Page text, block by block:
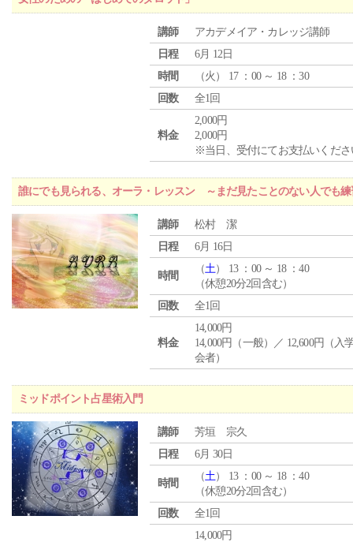
講師
アカデメイア・カレッジ講師
日程
6月 12日
時間
（火 ） 17 ：00 ～ 18 ：30
回数
全1回
料金
2,000円
2,000円
※当日、受付にてお支払いくださ
誰にでも見られる、オーラ・レッスン ～まだ見たことのない人でも
講師
松村 潔
日程
6月 16日
時間
（土） 13 ：00 ～ 18 ：40
（休憩20分2回含む）
回数
全1回
料金
14,000円
14,000円（一般）／ 12,600円（入
会者）
ミッドポイント占星術入門
講師
芳垣 宗久
日程
6月 30日
時間
（土） 13 ：00 ～ 18 ：40
（休憩20分2回含む）
回数
全1回
14,000円